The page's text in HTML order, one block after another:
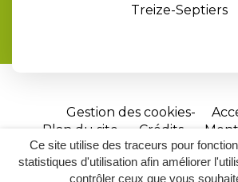
Ce site utilise des traceurs pour
statistiques d'utilisation afin améliorer
contrôler ceux que vous
Treize-Septiers
Gestion des cookies
Plan du site
Crédits
Site
réalisé